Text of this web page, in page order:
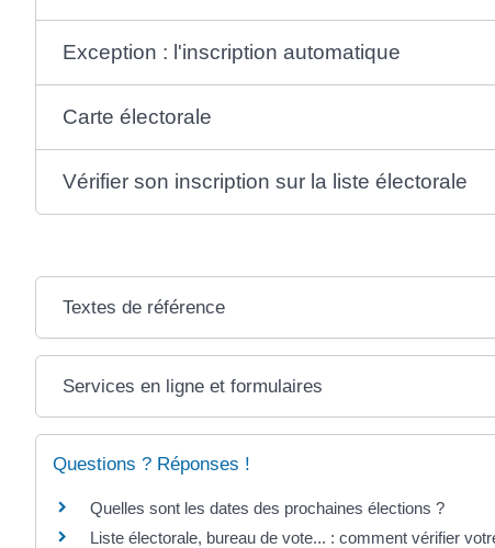
Exception : l'inscription automatique
Carte électorale
Vérifier son inscription sur la liste électorale
Textes de référence
Services en ligne et formulaires
Questions ? Réponses !
Quelles sont les dates des prochaines élections ?
Liste électorale, bureau de vote... : comment vérifier